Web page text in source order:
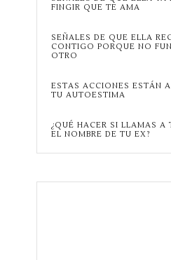
FINGIR QUE TE AMA
SEÑALES DE QUE ELLA
CONTIGO PORQUE NO
OTRO
ESTAS ACCIONES ESTÁN
TU AUTOESTIMA
¿QUÉ HACER SI LLAMAS A
EL NOMBRE DE TU EX?